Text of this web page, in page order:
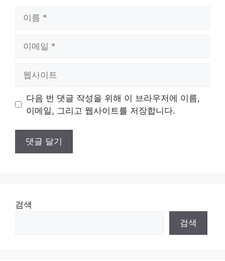
트
다음 번 댓글 작성을 위해 이 브라우저에 이름,
이메일, 그리고 웹사이트를 저장합니다.
검색
검색